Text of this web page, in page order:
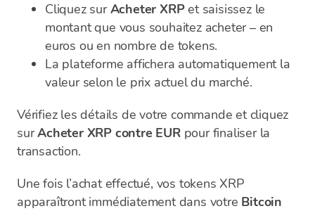
Cliquez surAcheter XRPet saisissez le
montant que vous souhaitez acheter – en
euros ou en nombre de tokens.
La plateforme affichera automatiquement la
valeur selon le prix actuel du marché.
Vérifiez les détails de votre commande et cliquez
surAcheter XRP contre EURpour finaliser la
transaction.
Une fois l’achat effectué, vos tokens XRP
apparaîtront immédiatement dans votre Bitcoin